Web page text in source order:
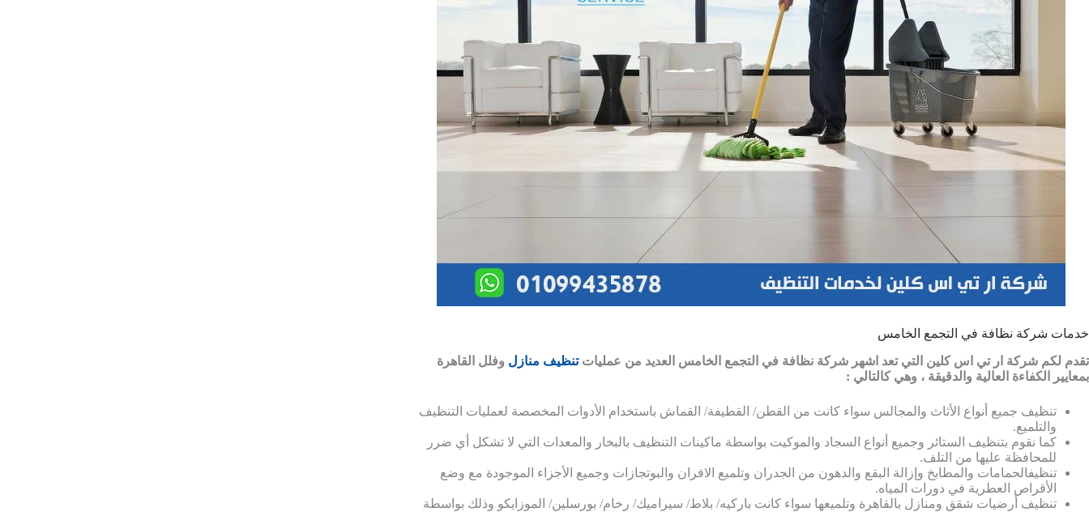
خدمات شركة نظافة في التجمع الخامس
تقدم لكم شركة ار تي اس كلين التي تعد اشهر شركة نظافة في التجمع الخامس العديد من عملياتتنظيف منازل وفلل القاهرة
بمعايير الكفاءة العالية والدقيقة ، وهي كالتالي :
تنظيف جميع أنواع الأثاث والمجالس سواء كانت من القطن/ القطيفة/ القماش باستخدام الأدوات المخصصة لعمليات التنظيف
والتلميع.
كما نقوم بتنظيف الستائر وجميع أنواع السجاد والموكيت بواسطة ماكينات التنظيف بالبخار والمعدات التي لا تشكل أي ضرر
للمحافظة عليها من التلف.
تنظيفالحمامات والمطابخ وإزالة البقع والدهون من الجدران وتلميع الافران والبوتجازات وجميع الأجزاء الموجودة مع وضع
الأقراص العطرية في دورات المياه.
تنظيف أرضيات شقق ومنازل بالقاهرة وتلميعها سواء كانت باركيه/ بلاط/ سيراميك/ رخام/ بورسلين/ الموزايكو وذلك بواسطة